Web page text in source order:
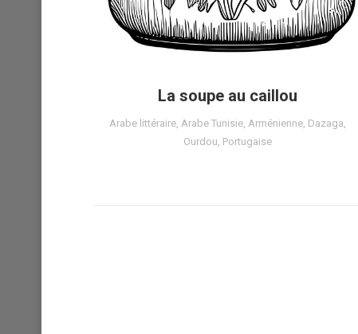
La soupe au caillou
Arabe littéraire, Arabe Tunisie, Arménienne, Dazaga
Ourdou Portugaise